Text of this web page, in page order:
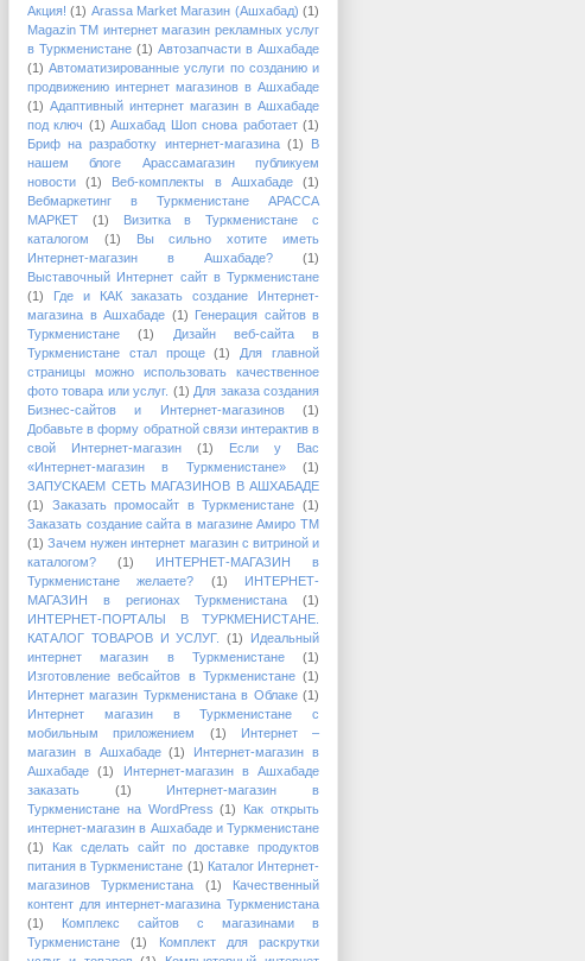
Акция! (1) Arassa Market Магазин (Ашхабад) (1)
Magazin TM интернет магазин рекламных услуг
в Туркменистане (1) Автозапчасти в Ашхабаде
(1) Автоматизированные услуги по созданию и
продвижению интернет магазинов в Ашхабаде
(1) Адаптивный интернет магазин в Ашхабаде
под ключ (1) Ашхабад Шоп снова работает (1)
Бриф на разработку интернет-магазина (1)
В
нашем блоге Арассамагазин публикуем
новости
(1) Веб-комплекты в Ашхабаде
(1)
Вебмаркетинг в Туркменистане АРАССА
МАРКЕТ
(1)
Визитка в Туркменистане с
каталогом
(1)
Вы сильно хотите иметь
Интернет-магазин в Ашхабаде?
(1)
Выставочный Интернет сайт в Туркменистане
(1)
Где и КАК заказать создание Интернет-
магазина в Ашхабаде (1) Генерация сайтов в
Туркменистане
(1)
Дизайн веб-сайта в
Туркменистане стал проще
(1)
Для главной
страницы можно использовать качественное
фото товара или услуг. (1) Для заказа создания
Бизнес-сайтов и Интернет-магазинов
(1)
Добавьте в форму обратной связи интерактив в
свой Интернет-магазин
(1)
Если у Вас
«Интернет-магазин в Туркменистане»
(1)
ЗАПУСКАЕМ СЕТЬ МАГАЗИНОВ В АШХАБАДЕ
(1)
Заказать промосайт в Туркменистане (1)
Заказать создание сайта в магазине Амиро ТМ
(1) Зачем нужен интернет магазин с витриной и
каталогом?
(1)
ИНТЕРНЕТ-МАГАЗИН в
Туркменистане желаете?
(1)
ИНТЕРНЕТ-
МАГАЗИН в регионах Туркменистана
(1)
ИНТЕРНЕТ-ПОРТАЛЫ В ТУРКМЕНИСТАНЕ.
КАТАЛОГ ТОВАРОВ И УСЛУГ.
(1)
Идеальный
интернет магазин в Туркменистане
(1)
Изготовление вебсайтов в Туркменистане (1)
Интернет магазин Туркменистана в Облаке (1)
Интернет магазин в Туркменистане с
мобильным приложением
(1)
Интернет –
магазин в Ашхабаде (1)
Интернет-магазин в
Ашхабаде
(1)
Интернет-магазин в Ашхабаде
заказать
(1)
Интернет-магазин в
Туркменистане на WordPress (1)
Как открыть
интернет-магазин в Ашхабаде и Туркменистане
(1)
Как сделать сайт по доставке продуктов
питания в Туркменистане (1) Каталог Интернет-
магазинов Туркменистана
(1)
Качественный
контент для интернет-магазина Туркменистана
(1)
Комплекс сайтов с магазинами в
Туркменистане
(1)
Комплект для раскрутки